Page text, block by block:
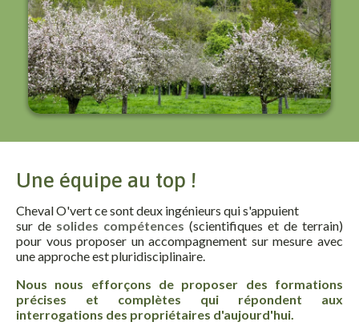
Une équipe au top !
Cheval O'vert ce sont deux ingénieurs qui s'appuient
sur de solides compétences (scientifiques et de terrain)
pour vous proposer un accompagnement sur mesure avec
une approche est pluridisciplinaire.
Nous nous efforçons de proposer des formations
précises et complètes qui répondent aux
interrogations des propriétaires d'aujourd'hui.